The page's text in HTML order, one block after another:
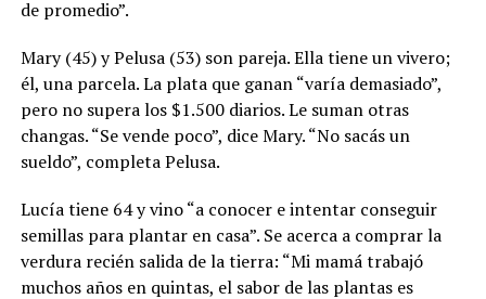
de promedio”.
Mary (45) y Pelusa (53) son pareja. Ella tiene un vivero;
él, una parcela. La plata que ganan “varía demasiado”,
pero no supera los $1.500 diarios. Le suman otras
changas. “Se vende poco”, dice Mary. “No sacás un
sueldo”, completa Pelusa.
Lucía tiene 64 y vino “a conocer e intentar conseguir
semillas para plantar en casa”. Se acerca a comprar la
verdura recién salida de la tierra: “Mi mamá trabajó
muchos años en quintas, el sabor de las plantas es